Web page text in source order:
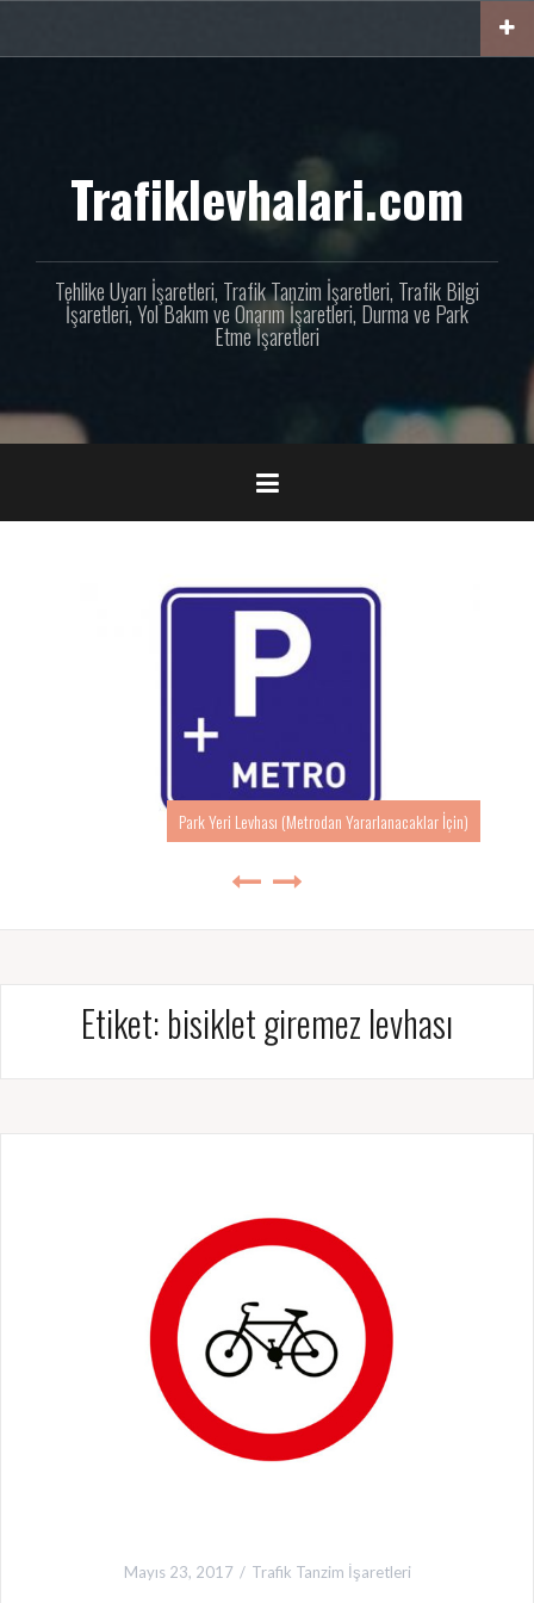
Trafiklevhalari.com
Tehlike Uyarı İşaretleri, Trafik Tanzim İşaretleri, Trafik Bilgi
İşaretleri, Yol Bakım ve Onarım İşaretleri, Durma ve Park
Etme İşaretleri
Park Yeri Levhası (Metrodan Yararlanacaklar İçin)
Etiket: bisiklet giremez levhası
Mayıs 23, 2017 Trafik Tanzim İşaretleri